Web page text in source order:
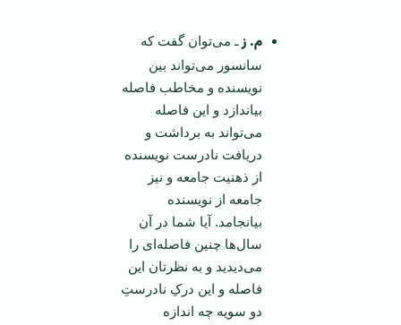
م. زـ می‌توان گفت که
سانسور می‌تواند بین
نویسنده و مخاطب فاصله
بیاندازد و این فاصله
می‌تواند به برداشت و
دریافت نادرست نویسنده
از ذهنیت جامعه و نیز
جامعه از نویسنده
بیانجامد. آیا شما در آن
سال‌ها چنین فاصله‌ای را
می‌دیدید و به نظرتان این
فاصله و این درکِ نادرستِ
دو سویه چه اندازه